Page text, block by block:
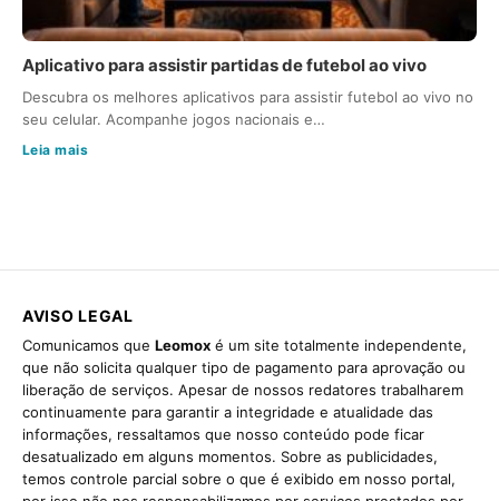
Aplicativo para assistir partidas de futebol ao vivo
Descubra os melhores aplicativos para assistir futebol ao vivo no
seu celular. Acompanhe jogos nacionais e…
Leia mais
AVISO LEGAL
Comunicamos que Leomox é um site totalmente independente,
que não solicita qualquer tipo de pagamento para aprovação ou
liberação de serviços. Apesar de nossos redatores trabalharem
continuamente para garantir a integridade e atualidade das
informações, ressaltamos que nosso conteúdo pode ficar
desatualizado em alguns momentos. Sobre as publicidades,
temos controle parcial sobre o que é exibido em nosso portal,